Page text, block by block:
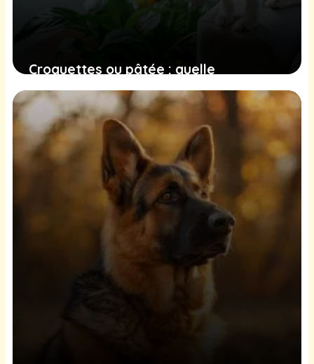
Croquettes ou pâtée : quelle
alimentation choisir pour son chien ?
17 mars 2026